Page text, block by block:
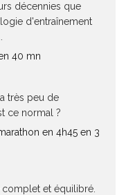
décennies que
d'entraînement
40 mn
très peu de
ce normal ?
en 4h45 en 3
et équilibré.